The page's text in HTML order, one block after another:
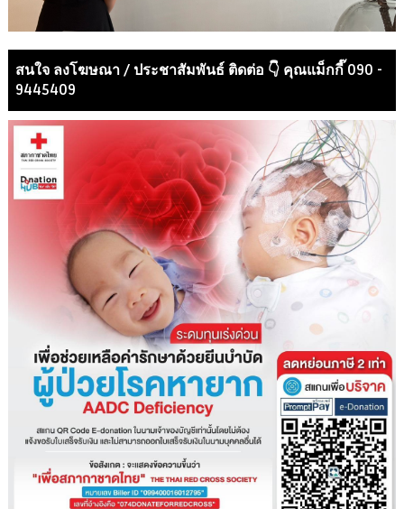
สนใจ ลงโฆษณา / ประชาสัมพันธ์ ติดต่อ 👇 คุณแม็กกี๊ 090 -
9445409